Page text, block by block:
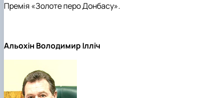
Премія «Золоте перо Донбасу».
Альохін Володимир Ілліч